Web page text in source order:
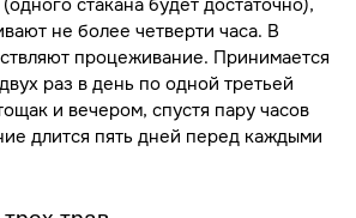
стакана будет достаточно),
не более четверти часа. В
процеживание. Принимается
раз в день по одной третьей
и вечером, спустя пару часов
длится пять дней перед каждыми